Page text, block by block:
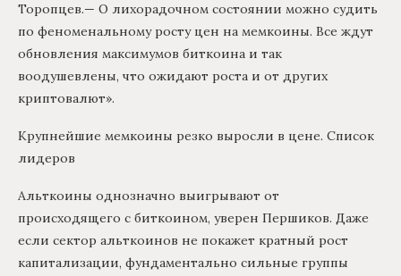
Торопцев.— О лихорадочном состоянии можно судить
по феноменальному росту цен на мемкоины. Все ждут
обновления максимумов биткоина и так
воодушевлены, что ожидают роста и от других
криптовалют».
Крупнейшие мемкоины резко выросли в цене. Список
лидеров
Альткоины однозначно выигрывают от
происходящего с биткоином, уверен Першиков. Даже
если сектор альткоинов не покажет кратный рост
капитализации, фундаментально сильные группы